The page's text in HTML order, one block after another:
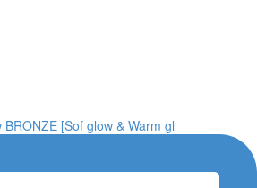
[Sof glow & Warm gl